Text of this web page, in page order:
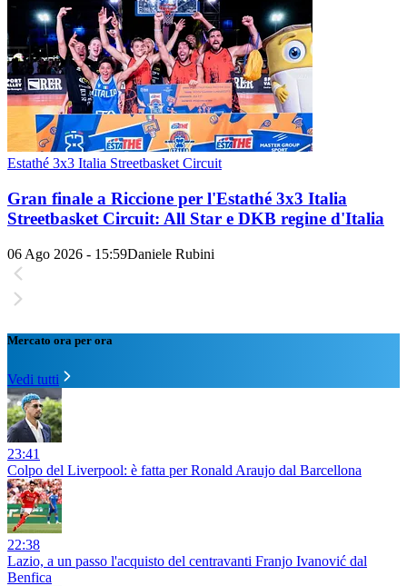
Estathé 3x3 Italia Streetbasket Circuit
Gran finale a Riccione per l'Estathé 3x3 Italia
Streetbasket Circuit: All Star e DKB regine d'Italia
06 Ago 2026 - 15:59Daniele Rubini
Mercato ora per ora
Vedi tutti
23:41
Colpo del Liverpool: è fatta per Ronald Araujo dal Barcellona
22:38
Lazio, a un passo l'acquisto del centravanti Franjo Ivanović dal
Benfica